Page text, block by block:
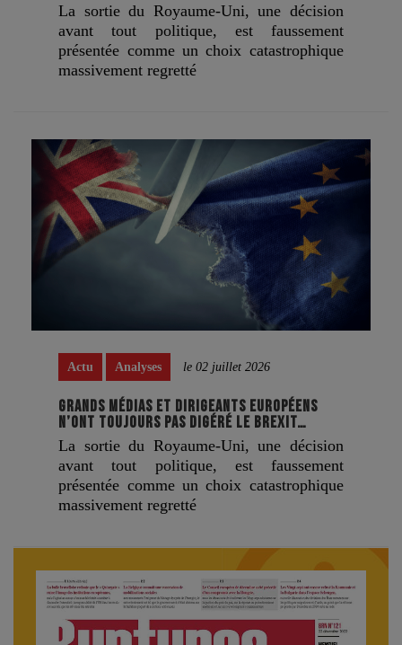
La sortie du Royaume-Uni, une décision
avant tout politique, est faussement
présentée comme un choix catastrophique
massivement regretté
Actu Analyses le 02 juillet 2026
GRANDS MÉDIAS ET DIRIGEANTS EUROPÉENS
N’ONT TOUJOURS PAS DIGÉRÉ LE BREXIT…
La sortie du Royaume-Uni, une décision
avant tout politique, est faussement
présentée comme un choix catastrophique
massivement regretté